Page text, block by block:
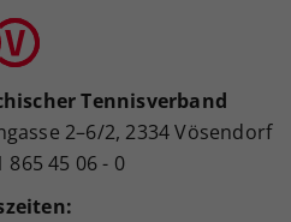
Tennisverband
2–6/2, 2334 Vösendorf
865 45 06 - 0